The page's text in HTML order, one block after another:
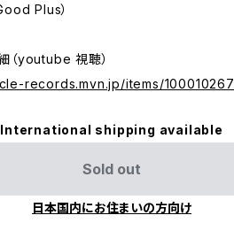
Plus）
（youtube 視聴）
records.mvn.jp/items/100010267
International shipping available
Sold out
日本国内にお住まいの方向け